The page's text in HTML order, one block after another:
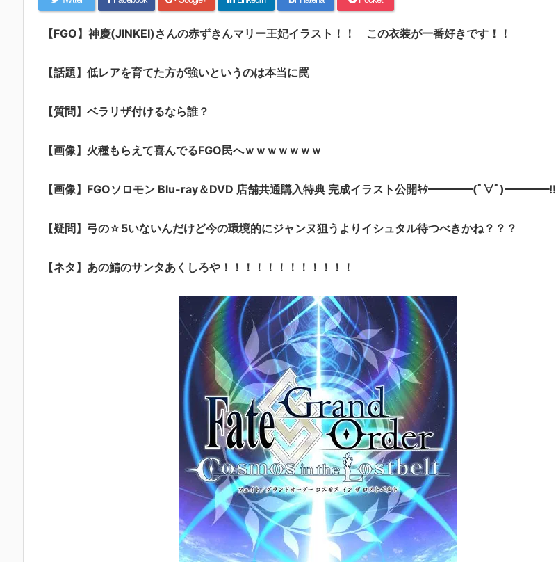
【FGO】神慶(JINKEI)さんの赤ずきんマリー王妃イラスト！！ この衣装が一番好きです！！
【話題】低レアを育てた方が強いというのは本当に罠
【質問】ベラリザ付けるなら誰？
【画像】火種もらえて喜んでるFGO民へｗｗｗｗｗｗｗ
【画像】FGOソロモン Blu-ray＆DVD 店舗共通購入特典 完成イラスト公開ｷﾀ━━━━(ﾟ∀ﾟ)━━━━!!
【疑問】弓の☆5いないんだけど今の環境的にジャンヌ狙うよりイシュタル待つべきかね？？？
【ネタ】あの鯖のサンタあくしろや！！！！！！！！！！！！